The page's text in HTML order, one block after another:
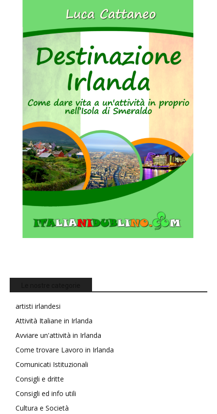
artisti irlandesi
Attività Italiane in Irlanda
Avviare un'attività in Irlanda
Come trovare Lavoro in Irlanda
Comunicati Istituzionali
Consigli e dritte
Consigli ed info utili
Cultura e Società